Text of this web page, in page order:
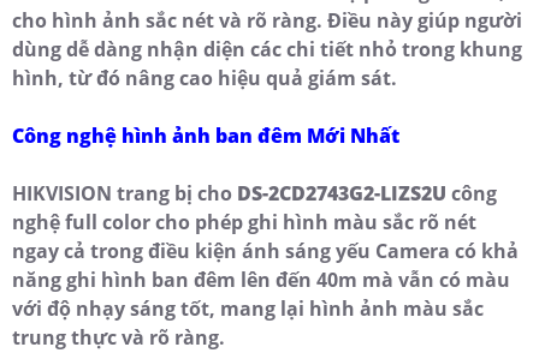
cho hình ảnh sắc nét và rõ ràng. Điều này giúp người
dùng dễ dàng nhận diện các chi tiết nhỏ trong khung
hình, từ đó nâng cao hiệu quả giám sát.
Công nghệ hình ảnh ban đêm Mới Nhất
HIKVISION trang bị cho DS-2CD2743G2-LIZS2U công
nghệ full color cho phép ghi hình màu sắc rõ nét
ngay cả trong điều kiện ánh sáng yếu Camera có khả
năng ghi hình ban đêm lên đến 40m mà vẫn có màu
với độ nhạy sáng tốt, mang lại hình ảnh màu sắc
trung thực và rõ ràng.